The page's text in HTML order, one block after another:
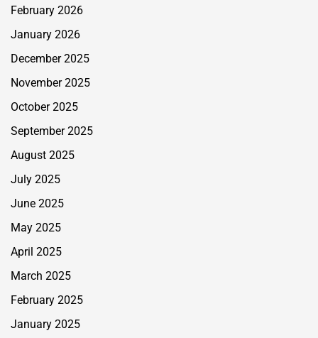
February 2026
January 2026
December 2025
November 2025
October 2025
September 2025
August 2025
July 2025
June 2025
May 2025
April 2025
March 2025
February 2025
January 2025